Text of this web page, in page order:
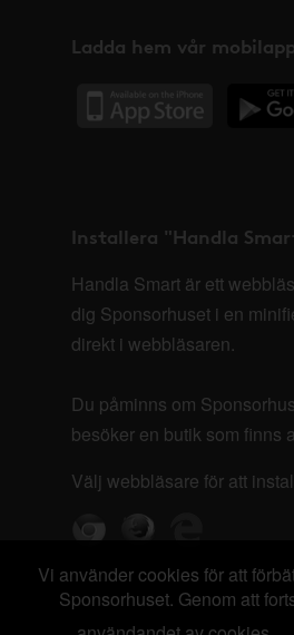
Ladda hem vår
Installera "Handla
Handla Smart är ett
dig Sponsorhuset i en
direkt i webbläsaren.
Du påminns om
besöker en butik som finns
Välj webbläsare för att
Vi använder cookies för att
Sponsorhuset. Genom att